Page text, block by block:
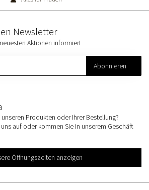
Produkten oder Ihrer Bestellung?
auf oder kommen Sie in unserem Geschäft
Öffnungszeiten anzeigen
Newsletter
Aktionen informiert
Abonnieren